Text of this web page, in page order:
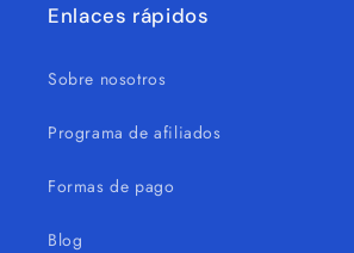
Enlaces rápidos
Sobre nosotros
Programa de afiliados
Formas de pago
Blog